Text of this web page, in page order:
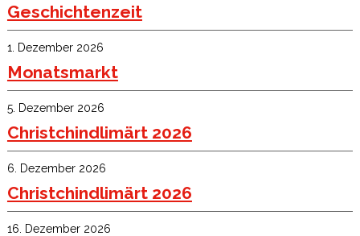
Geschichtenzeit
1. Dezember 2026
Monatsmarkt
5. Dezember 2026
Christchindlimärt 2026
6. Dezember 2026
Christchindlimärt 2026
16. Dezember 2026